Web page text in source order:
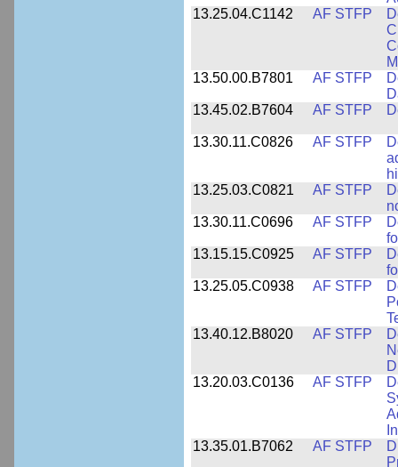
13.25.04.C1142
AF STFP
13.50.00.B7801
AF STFP
13.45.02.B7604
AF STFP
13.30.11.C0826 AF STFP
13.25.03.C0821
AF STFP
13.30.11.C0696
AF STFP
13.15.15.C0925
AF STFP
13.25.05.C0938
AF STFP
13.40.12.B8020
AF STFP
13.20.03.C0136
AF STFP
13.35.01.B7062
AF STFP